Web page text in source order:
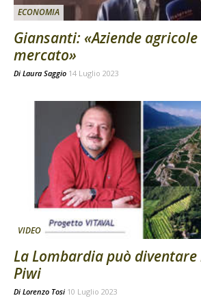
ECONOMIA
Giansanti: «Aziende
mercato»
Di Laura Saggio 14 Luglio 2023
VIDEO
La Lombardia può
Piwi
Di Lorenzo Tosi 10 Luglio 2023